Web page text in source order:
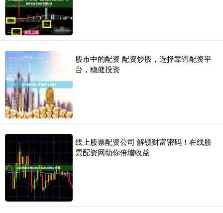
股市中的配资 配资炒股，选择靠谱配资平
台，稳健投资
线上股票配资公司 解锁财富密码！在线股
票配资网助你倍增收益